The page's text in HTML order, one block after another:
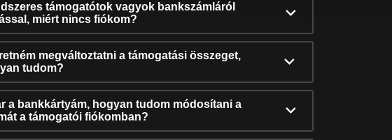
támogatótok vagyok bankszámláról
miért nincs fiókom?
megváltoztatni a támogatási összeget,
tudom?
a bankkártyám, hogyan tudom módosítani a
a támogatói fiókomban?